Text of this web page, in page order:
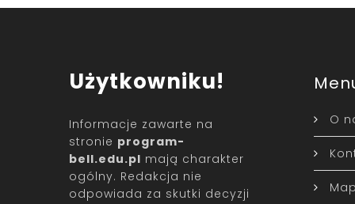
Użytkowniku!
Informacje zawarte na
stronie program-
bell.edu.pl mają charakter
ogólny. Redakcja nie
odpowiada za skutki decyzji
O